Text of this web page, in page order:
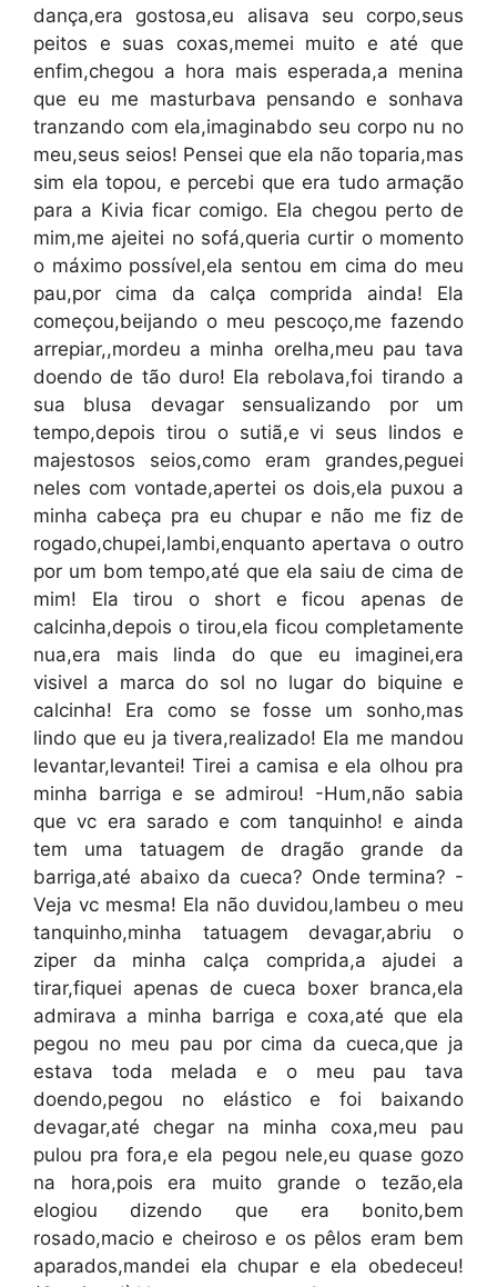
dança,era gostosa,eu alisava seu corpo,seus
peitos e suas coxas,memei muito e até que
enfim,chegou a hora mais esperada,a menina
que eu me masturbava pensando e sonhava
tranzando com ela,imaginabdo seu corpo nu no
meu,seus seios! Pensei que ela não toparia,mas
sim ela topou, e percebi que era tudo armação
para a Kivia ficar comigo. Ela chegou perto de
mim,me ajeitei no sofá,queria curtir o momento
o máximo possível,ela sentou em cima do meu
pau,por cima da calça comprida ainda! Ela
começou,beijando o meu pescoço,me fazendo
arrepiar,,mordeu a minha orelha,meu pau tava
doendo de tão duro! Ela rebolava,foi tirando a
sua blusa devagar sensualizando por um
tempo,depois tirou o sutiã,e vi seus lindos e
majestosos seios,como eram grandes,peguei
neles com vontade,apertei os dois,ela puxou a
minha cabeça pra eu chupar e não me fiz de
rogado,chupei,lambi,enquanto apertava o outro
por um bom tempo,até que ela saiu de cima de
mim! Ela tirou o short e ficou apenas de
calcinha,depois o tirou,ela ficou completamente
nua,era mais linda do que eu imaginei,era
visivel a marca do sol no lugar do biquine e
calcinha! Era como se fosse um sonho,mas
lindo que eu ja tivera,realizado! Ela me mandou
levantar,levantei! Tirei a camisa e ela olhou pra
minha barriga e se admirou! -Hum,não sabia
que vc era sarado e com tanquinho! e ainda
tem uma tatuagem de dragão grande da
barriga,até abaixo da cueca? Onde termina? -
Veja vc mesma! Ela não duvidou,lambeu o meu
tanquinho,minha tatuagem devagar,abriu o
ziper da minha calça comprida,a ajudei a
tirar,fiquei apenas de cueca boxer branca,ela
admirava a minha barriga e coxa,até que ela
pegou no meu pau por cima da cueca,que ja
estava toda melada e o meu pau tava
doendo,pegou no elástico e foi baixando
devagar,até chegar na minha coxa,meu pau
pulou pra fora,e ela pegou nele,eu quase gozo
na hora,pois era muito grande o tezão,ela
elogiou dizendo que era bonito,bem
rosado,macio e cheiroso e os pêlos eram bem
aparados,mandei ela chupar e ela obedeceu!